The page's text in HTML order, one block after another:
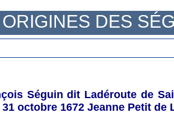
ORIGINES DES
Séguin dit Ladéroute de
31 octobre 1672 Jeanne Petit de